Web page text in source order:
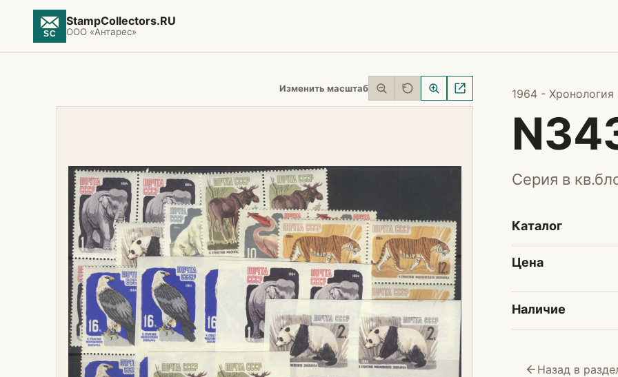
StampCollectors.RU
ООО «Антарес»
Изменить масштаб 1964 - Хронология
Серия в
Каталог
Цена
Наличие
Назад в